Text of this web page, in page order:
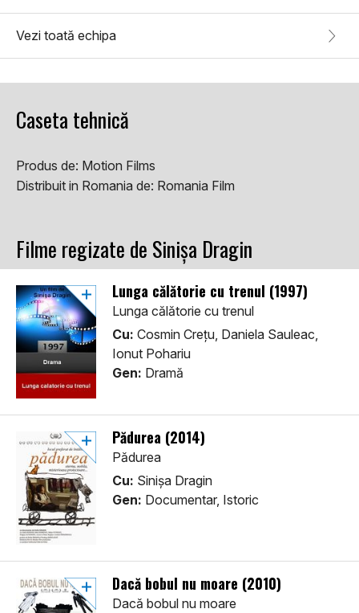
Vezi toată echipa
Caseta tehnică
Produs de: Motion Films
Distribuit in Romania de: Romania Film
Filme regizate de Sinișa Dragin
Lunga călătorie cu trenul (1997)
Lunga călătorie cu trenul
Cu: Cosmin Crețu, Daniela Sauleac,
Ionut Pohariu
Gen: Dramă
Pădurea (2014)
Pădurea
Cu: Sinișa Dragin
Gen: Documentar, Istoric
Dacă bobul nu moare (2010)
Dacă bobul nu moare